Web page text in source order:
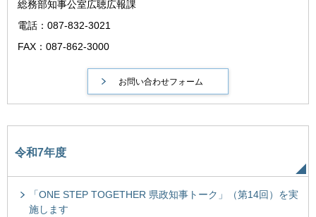
総務部知事公室広聴広報課
電話：087-832-3021
FAX：087-862-3000
令和7年度
「ONE STEP TOGETHER 県政知事トーク」（第14回）を実
施します